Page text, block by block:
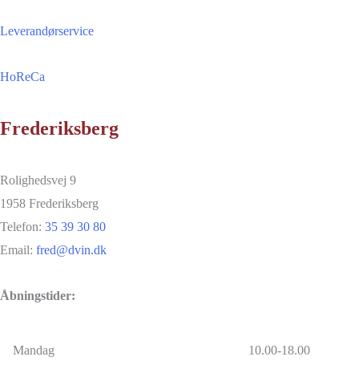
Leverandørservice
HoReCa
Frederiksberg
Rolighedsvej 9
1958 Frederiksberg
Telefon: 35 39 30 80
Email: fred@dvin.dk
Åbningstider:
Mandag 10.00-18.00